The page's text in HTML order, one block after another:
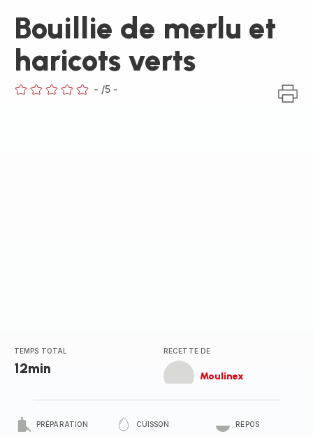
Bouillie de merlu et
haricots verts
- /5 -
TEMPS TOTAL
12min
RECETTE DE
Moulinex
PRÉPARATION CUISSON REPOS